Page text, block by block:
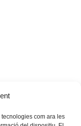
tecnologies com ara les
vives